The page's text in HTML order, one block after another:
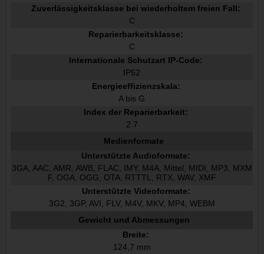
Zuverlässigkeitsklasse bei wiederholtem freien Fall:
C
Reparierbarkeitsklasse:
C
Internationale Schutzart IP-Code:
IP52
Energieeffizienzskala:
A bis G
Index der Reparierbarkeit:
2.7
Medienformate
Unterstützte Audioformate:
3GA, AAC, AMR, AWB, FLAC, IMY, M4A, Mittel, MIDI, MP3, MXM
F, OGA, OGG, OTA, RTTTL, RTX, WAV, XMF
Unterstützte Videoformate:
3G2, 3GP, AVI, FLV, M4V, MKV, MP4, WEBM
Gewicht und Abmessungen
Breite:
124,7 mm